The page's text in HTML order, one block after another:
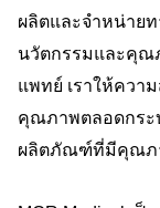
ผลิตและจำหน่าย
นวัตกรรมและคุณ
แพทย์ เราให้ควา
คุณภาพตลอดกระ
ผลิตภัณฑ์ที่มีคุณภ